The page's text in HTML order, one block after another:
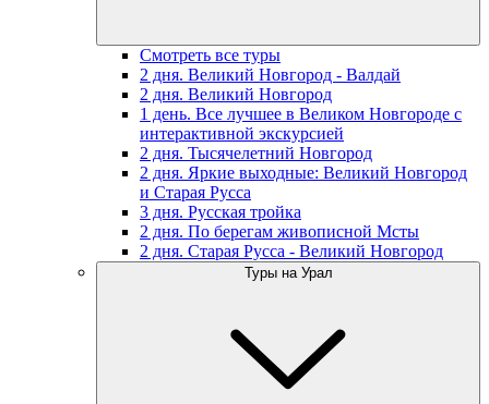
Смотреть все туры
2 дня. Великий Новгород - Валдай
2 дня. Великий Новгород
1 день. Все лучшее в Великом Новгороде с
интерактивной экскурсией
2 дня. Тысячелетний Новгород
2 дня. Яркие выходные: Великий Новгород
и Старая Русса
3 дня. Русская тройка
2 дня. По берегам живописной Мсты
2 дня. Старая Русса - Великий Новгород
Туры на Урал